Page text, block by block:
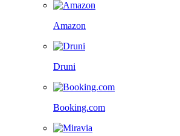
Amazon
Druni
Booking.com